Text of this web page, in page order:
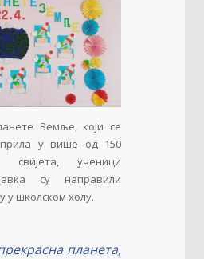
Земље, који се
у више од 150
ученици
су направили
у школском холу.
планета,